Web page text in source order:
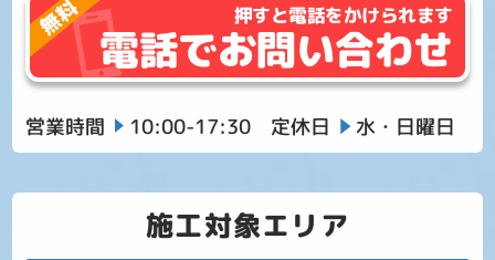
押すと電話をかけられます
電話でお問い合わせ
営業時間 10:00-17:30 定休日 水・日曜日
施工対象エリア